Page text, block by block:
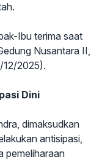
Ibu terima saat
Nusantara II,
12/2025).
Dini
dimaksudkan
antisipasi,
pemeliharaan